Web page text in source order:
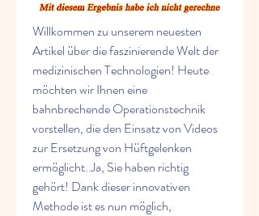
Willkommen zu unserem neuesten
Artikel über die faszinierende Welt der
medizinischen Technologien! Heute
möchten wir Ihnen eine
bahnbrechende Operationstechnik
vorstellen, die den Einsatz von Videos
zur Ersetzung von Hüftgelenken
ermöglicht. Ja, Sie haben richtig
gehört! Dank dieser innovativen
Methode ist es nun möglich,